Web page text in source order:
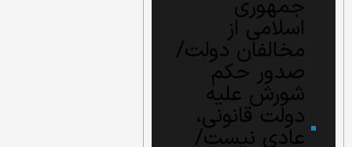
جمهوری
اسلامی از
مخالفان دولت/
صدور حکم
شورش علیه
دولت قانونی،
عادی نیست/